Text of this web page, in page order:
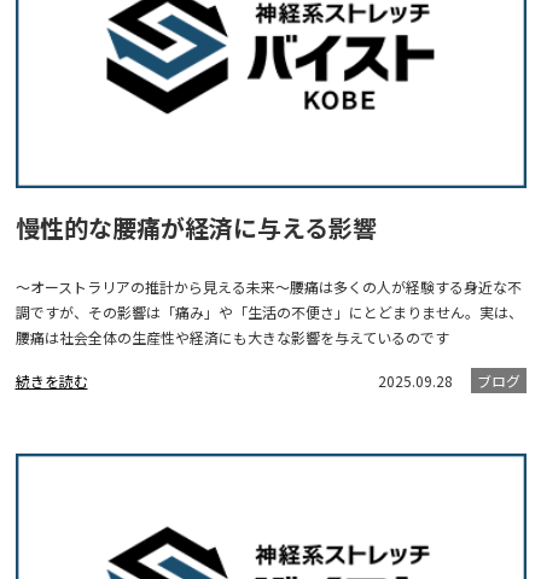
慢性的な腰痛が経済に与える影響
～オーストラリアの推計から見える未来～腰痛は多くの人が経験する身近な不
調ですが、その影響は「痛み」や「生活の不便さ」にとどまりません。実は、
腰痛は社会全体の生産性や経済にも大きな影響を与えているのです
続きを読む 2025.09.28 ブログ